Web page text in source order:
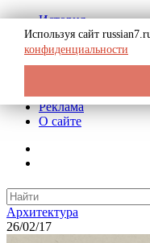
История
Биография
Криминал
СССР
Реклама
О сайте
Архитектура
26/02/17
Используя сайт
конфиденциальности